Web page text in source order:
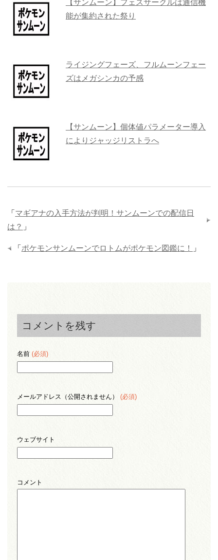
【サンムーン】フェスサークルは通信機
能が集約された祭り
ライジングフェーズ、フルムーンフェー
ズはメガシンカの予感
【サンムーン】個体値パラメーター導入
によりジャッジリストラへ
「 マギアナの入手方法が判明！サンムーンでの配信日
は？ 」
「 ポケモンサンムーンでロトムがポケモン図鑑に！ 」
コメントを残す
名前 (必須)
メールアドレス（公開されません） (必須)
ウェブサイト
コメント